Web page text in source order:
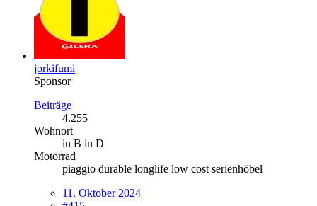
jorkifumi
Sponsor
Beiträge
4.255
Wohnort
in B in D
Motorrad
piaggio durable longlife low cost serienhöbel
11. Oktober 2024